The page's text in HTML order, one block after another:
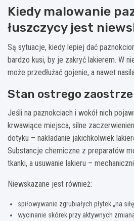
Kiedy malowanie
łuszczycy jest
Są sytuacje, kiedy lepiej dać
bardzo kusi, by je zakryć lakierem. W
może przedłużać gojenie, a nawet
Stan ostrego
Jeśli na paznokciach i wokół nich
krwawiące miejsca, silne
dotyku – nakładanie jakichkolwiek
Substancje chemiczne z preparatów
tkanki, a usuwanie lakieru –
Niewskazane jest również:
spiłowywanie zgrubiałych płytek „na
wycinanie skórek przy aktywnych